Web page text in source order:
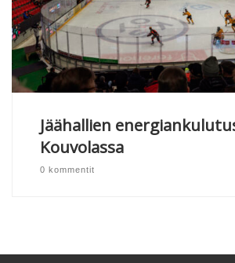
Jäähallien
Kouvolassa
0 kommentit